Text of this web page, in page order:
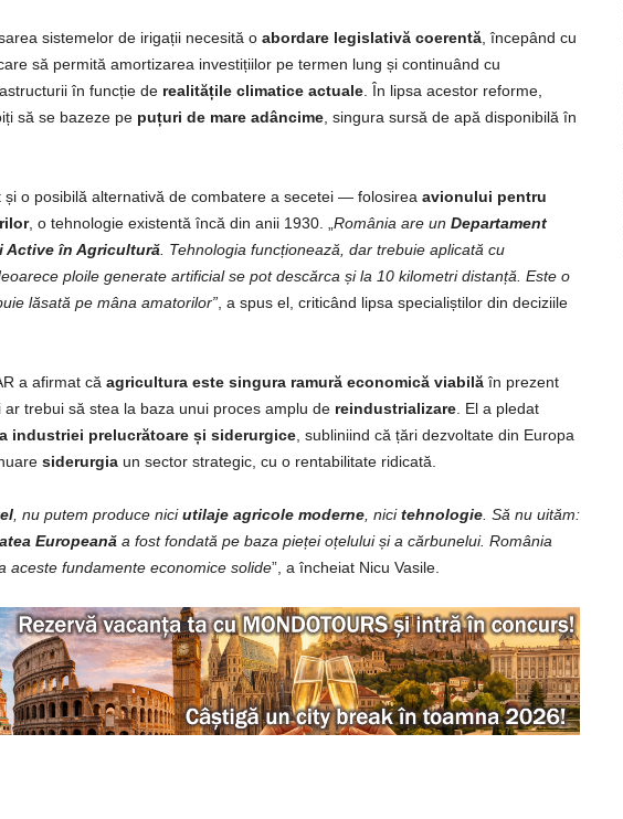
sistemelor de irigații necesită o abordare legislativă coerentă, începând cu
să permită amortizarea investițiilor pe termen lung și continuând cu
în funcție de realitățile climatice actuale. În lipsa acestor reforme,
să se bazeze pe puțuri de mare adâncime, singura sursă de apă disponibilă în
și o posibilă alternativă de combatere a secetei — folosirea avionului pentru
, o tehnologie existentă încă din anii 1930. „ România are un Departament
Active în Agricultură. Tehnologia funcționează, dar trebuie aplicată cu
ploile generate artificial se pot descărca și la 10 kilometri distanță. Este o
lăsată pe mâna amatorilor”, a spus el, criticând lipsa specialiștilor din deciziile
a afirmat că agricultura este singura ramură economică viabilăîn prezent
ar trebui să stea la baza unui proces amplu de reindustrializare. El a pledat
industriei prelucrătoare și siderurgice, subliniind că țări dezvoltate din Europa
siderurgiaun sector strategic, cu o rentabilitate ridicată.
, nu putem produce niciutilaje agricole moderne, nicitehnologie. Să nu uităm:
Europeanăa fost fondată pe baza pieței oțelului și a cărbunelui. România
aceste fundamente economice solide”, a încheiat Nicu Vasile.